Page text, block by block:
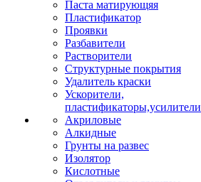
Паста матирующяя
Пластификатор
Проявки
Разбавители
Растворители
Структурные покрытия
Удалитель краски
Ускорители,
пластификаторы,усилители
Акриловые
Алкидные
Грунты на развес
Изолятор
Кислотные